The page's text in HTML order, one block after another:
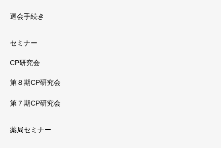
退会手続き
セミナー
CP研究会
第８期CP研究会
第７期CP研究会
薬局セミナー